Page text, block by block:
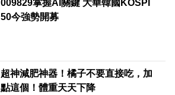
009829掌握AI關鍵 大華韓國KOSPI
50今強勢開募
超神減肥神器！橘子不要直接吃，加
點這個！體重天天下降